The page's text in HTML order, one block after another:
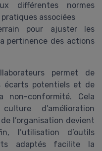
différentes normes
associées
pour ajuster les
pertinence des actions
permet de
écarts potentiels et de
non-conformité. Cela
d’amélioration
l’organisation devient
l’utilisation d’outils
adaptés facilite la